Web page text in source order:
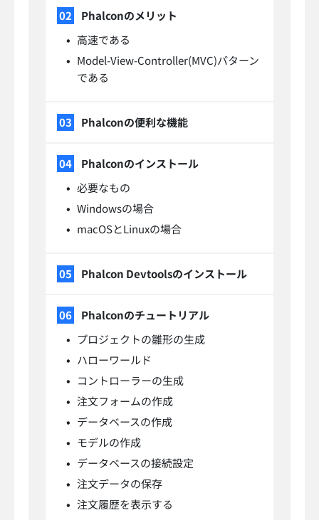
Phalconのメリット
高速である
Model-View-Controller(MVC)パターン
である
Phalconの便利な機能
Phalconのインストール
必要なもの
Windowsの場合
macOSとLinuxの場合
Phalcon Devtoolsのインストール
Phalconのチュートリアル
プロジェクトの雛形の生成
ハローワールド
コントローラーの生成
注文フォームの作成
データベースの作成
モデルの作成
データベースの接続設定
注文データの保存
注文履歴を表示する